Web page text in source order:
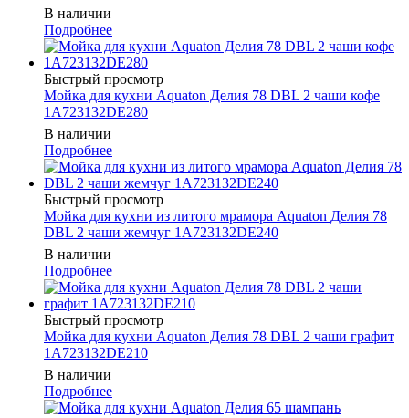
В наличии
Подробнее
Быстрый просмотр
Мойка для кухни Aquaton Делия 78 DBL 2 чаши кофе
1A723132DE280
В наличии
Подробнее
Быстрый просмотр
Мойка для кухни из литого мрамора Aquaton Делия 78
DBL 2 чаши жемчуг 1A723132DE240
В наличии
Подробнее
Быстрый просмотр
Мойка для кухни Aquaton Делия 78 DBL 2 чаши графит
1A723132DE210
В наличии
Подробнее